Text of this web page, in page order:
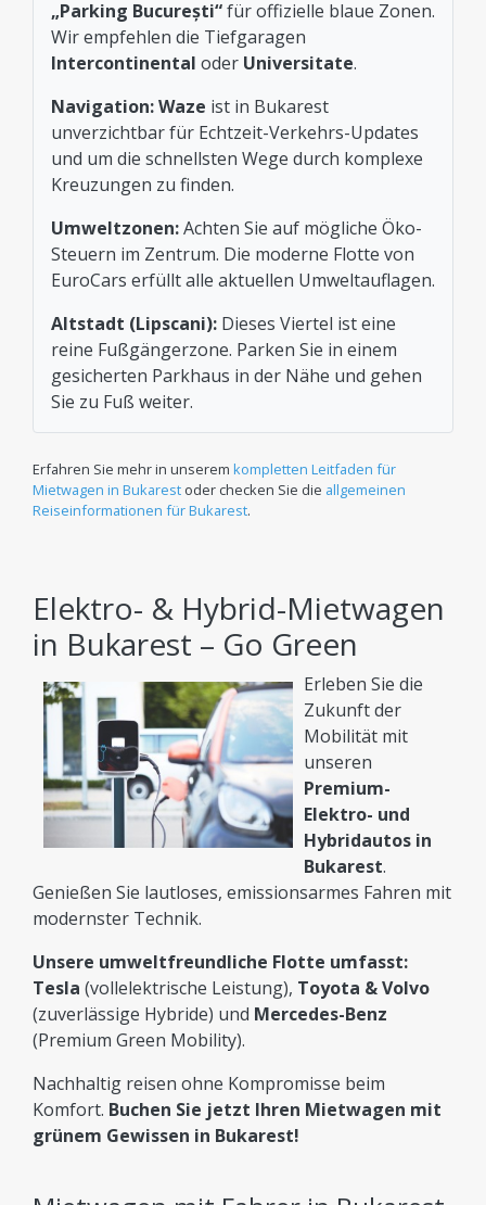
„Parking București“für offizielle blaue Zonen.
Wir empfehlen die Tiefgaragen
Intercontinental oder Universitate.
Navigation:Waze ist in Bukarest
unverzichtbar für Echtzeit-Verkehrs-Updates
und um die schnellsten Wege durch komplexe
Kreuzungen zu finden.
Umweltzonen:Achten Sie auf mögliche Öko-
Steuern im Zentrum. Die moderne Flotte von
EuroCars erfüllt alle aktuellen Umweltauflagen.
Altstadt (Lipscani): Dieses Viertel ist eine
reine Fußgängerzone. Parken Sie in einem
gesicherten Parkhaus in der Nähe und gehen
Sie zu Fuß weiter.
Erfahren Sie mehr in unserem kompletten Leitfaden für
Mietwagen in Bukarest oder checken Sie die allgemeinen
Reiseinformationen für Bukarest.
Elektro- & Hybrid-Mietwagen
in Bukarest – Go Green
Erleben Sie die
Zukunft der
Mobilität mit
unseren
Premium-
Elektro- und
Hybridautos in
Bukarest.
Genießen Sie lautloses, emissionsarmes Fahren mit
modernster Technik.
Unsere umweltfreundliche Flotte umfasst:
Tesla (vollelektrische Leistung), Toyota & Volvo
(zuverlässige Hybride) und Mercedes-Benz
(Premium Green Mobility).
Nachhaltig reisen ohne Kompromisse beim
Komfort. Buchen Sie jetzt Ihren Mietwagen mit
grünem Gewissen in Bukarest!